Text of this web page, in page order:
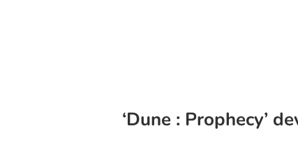
‘Dune : Prophecy’